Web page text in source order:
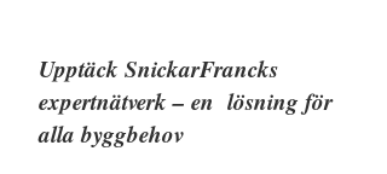
Upptäck SnickarFrancks
expertnätverk – en lösning för
alla byggbehov